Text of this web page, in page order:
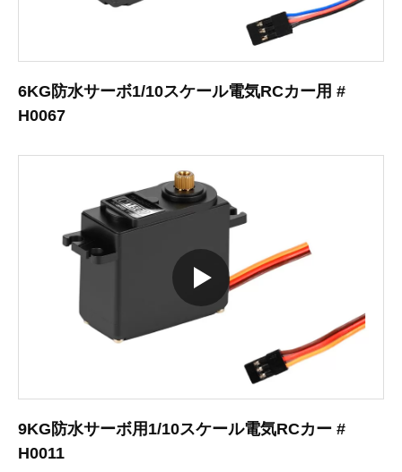
6KG防水サーボ1/10スケール電気RCカー用 #
H0067
9KG防水サーボ用1/10スケール電気RCカー #
H0011